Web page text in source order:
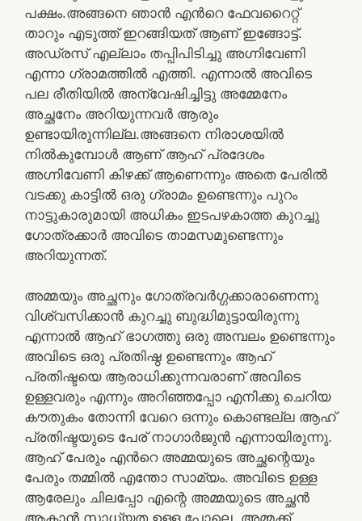
പക്ഷം.അങ്ങനെ ഞാൻ എൻറെ ഫേവറൈറ്റ്
താറും എടുത്ത് ഇറങ്ങിയത് ആണ് ഇങ്ങോട്ട്.
അഡ്രസ് എല്ലാം തപ്പിപിടിച്ചു അഗ്നിവേണി
എന്നാ ഗ്രാമത്തിൽ എത്തി. എന്നാൽ അവിടെ
പല രീതിയിൽ അന്വേഷിച്ചിട്ടു അമ്മേനേം
അച്ഛനേം അറിയുന്നവർ ആരും
ഉണ്ടായിരുന്നില്ല.അങ്ങനെ നിരാശയിൽ
നിൽകുമ്പോൾ ആണ് ആഹ് പ്രദേശം
അഗ്നിവേണി കിഴക്ക് ആണെന്നും അതെ പേരിൽ
വടക്കു കാട്ടിൽ ഒരു ഗ്രാമം ഉണ്ടെന്നും പുറം
നാട്ടുകാരുമായി അധികം ഇടപഴകാത്ത കുറച്ചു
ഗോത്രക്കാർ അവിടെ താമസമുണ്ടെന്നും
അറിയുന്നത്.
അമ്മയും അച്ഛനും ഗോത്രവർഗ്ഗക്കാരാണെന്നു
വിശ്വസിക്കാൻ കുറച്ചു ബുദ്ധിമുട്ടായിരുന്നു
എന്നാൽ ആഹ് ഭാഗത്തു ഒരു അമ്പലം ഉണ്ടെന്നും
അവിടെ ഒരു പ്രതിഷ്ഠ ഉണ്ടെന്നും ആഹ്
പ്രതിഷ്ടയെ ആരാധിക്കുന്നവരാണ് അവിടെ
ഉള്ളവരും എന്നും അറിഞ്ഞപ്പോ എനിക്കു ചെറിയ
കൗതുകം തോന്നി വേറെ ഒന്നും കൊണ്ടല്ല ആഹ്
പ്രതിഷ്ടയുടെ പേര് നാഗാർജുൻ എന്നായിരുന്നു.
ആഹ് പേരും എൻറെ അമ്മയുടെ അച്ഛന്റെയും
പേരും തമ്മിൽ എന്തോ സാമ്യം. അവിടെ ഉള്ള
ആരേലും ചിലപ്പോ എന്റെ അമ്മയുടെ അച്ഛൻ
ആകാൻ സാധ്യത ഉള്ള പോലെ. അമ്മക്ക്